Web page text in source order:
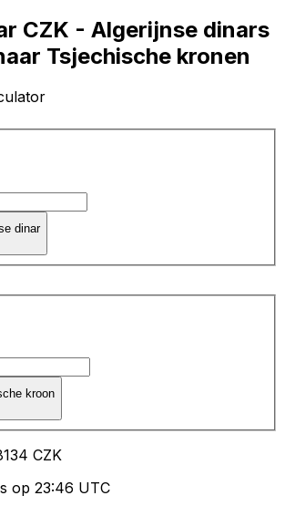
CZK - Algerijnse dinars
Tsjechische kronen
dinar
kroon
CZK
op 23:46 UTC